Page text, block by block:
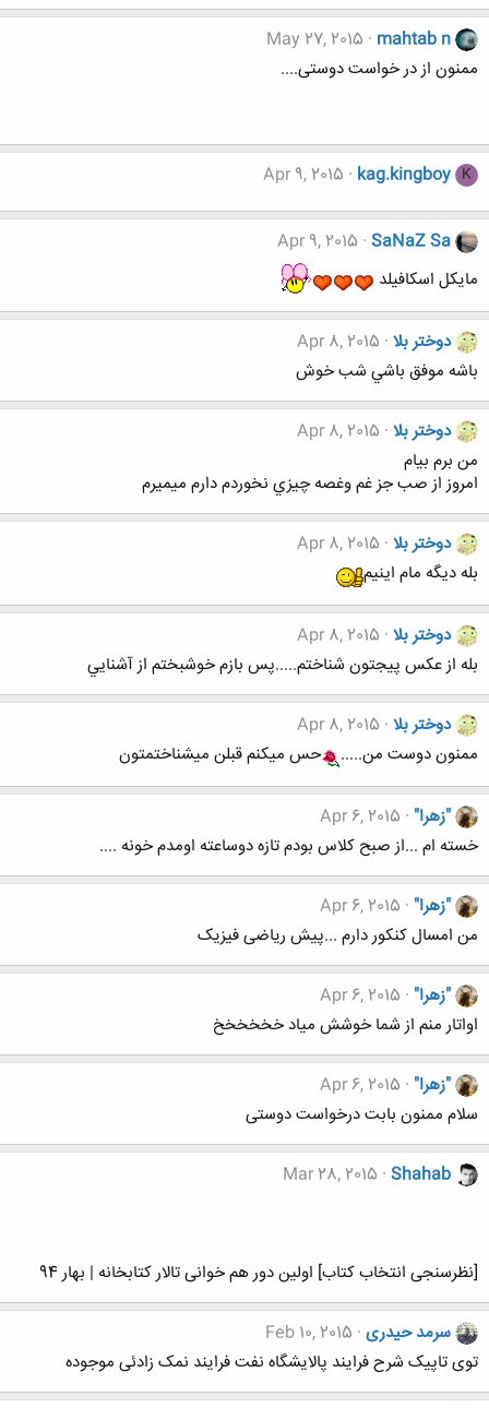
mahtab n
May 27, 2015
ممنون از در خواست دوستی....
K
kag.kingboy
Apr 9, 2015
SaNaZ Sa
Apr 9, 2015
مایکل اسکافیلد
دوختر بلا Apr 8, 2015
باشه موفق باشي شب خوش
دوختر بلا Apr 8, 2015
من برم بيام
امروز از صب جز غم وغصه چيزي نخوردم دارم ميميرم
دوختر بلا Apr 8, 2015
بله ديگه مام اينيم
دوختر بلا Apr 8, 2015
بله از عكس پيجتون شناختم.....پس بازم خوشبختم از آشنايي
دوختر بلا Apr 8, 2015
ممنون دوست من.....
حس ميكنم قبلن ميشناختمتون
"زهرا" Apr 6, 2015
خسته ام ...از صبح کلاس بودم تازه دوساعته اومدم خونه ....
"زهرا" Apr 6, 2015
من امسال کنکور دارم ...پیش ریاضی فیزیک
"زهرا" Apr 6, 2015
اواتار منم از شما خوشش میاد خخخخخخ
"زهرا" Apr 6, 2015
سلام ممنون بابت درخواست دوستی
Shahab
Mar 28, 2015
[نظرسنجی انتخاب کتاب] اولین دور هم خوانی تالار کتابخانه | بهار 94
سرمد حیدری Feb 10, 2015
توی تاپیک شرح فرایند پالایشگاه نفت فرایند نمک زادئی موجوده